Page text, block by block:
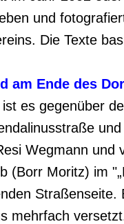
und
Die Texte
am Ende des
es gegenüber
Wegmann und
(Borr Moritz) im
mehrfach